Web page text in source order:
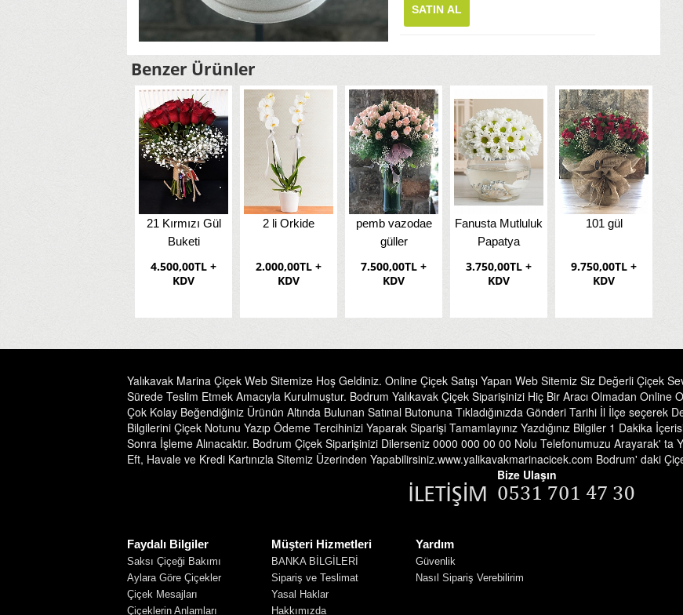
SATIN AL
Benzer Ürünler
21 Kırmızı Gül
Buketi
4.500,00TL +
KDV
2 li Orkide
2.000,00TL +
KDV
pemb vazodae
güller
7.500,00TL +
KDV
Fanusta Mutluluk
Papatya
3.750,00TL +
KDV
101 gül
9.750,00TL +
KDV
Yalıkavak Marina Çiçek Web Sitemize Hoş Geldiniz. Online Çiçek Satışı Yapan Web Sitemiz Siz Değerli Çiçek
Sürede Teslim Etmek Amacıyla Kurulmuştur. Bodrum Yalıkavak Çiçek Siparişinizi Hiç Bir Aracı Olmadan
Çok Kolay Beğendiğiniz Ürünün Altında Bulunan Satınal Butonuna Tıkladığınızda Gönderi Tarihi İl İlçe seçerek
Bilgilerini Çiçek Notunu Yazıp Ödeme Tercihinizi Yaparak Siparişi Tamamlayınız Yazdığınız Bilgiler 1 Dakika
Sonra İşleme Alınacaktır. Bodrum Çiçek Siparişinizi Dilerseniz 0000 000 00 00 Nolu Telefonumuzu Arayarak' ta
Eft, Havale ve Kredi Kartınızla Sitemiz Üzerinden Yapabilirsiniz.www.yalikavakmarinacicek.com Bodrum' daki
Bize Ulaşın
Faydalı Bilgiler
Saksı Çiçeği Bakımı
Aylara Göre Çiçekler
Çiçek Mesajları
Çiçeklerin Anlamları
Müşteri Hizmetleri
BANKA BİLGİLERİ
Sipariş ve Teslimat
Yasal Haklar
Hakkımızda
Yardım
Güvenlik
Nasıl Sipariş Verebilirim